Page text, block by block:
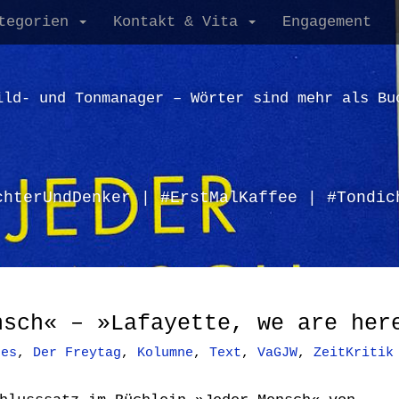
Kontakt & Vita Engagement
und Tonmanager – Wörter sind mehr als
| #ErstMalKaffee |
– »Lafayette, we are
, Der Freytag, Kolumne, Text, VaGJW, ZeitKritik